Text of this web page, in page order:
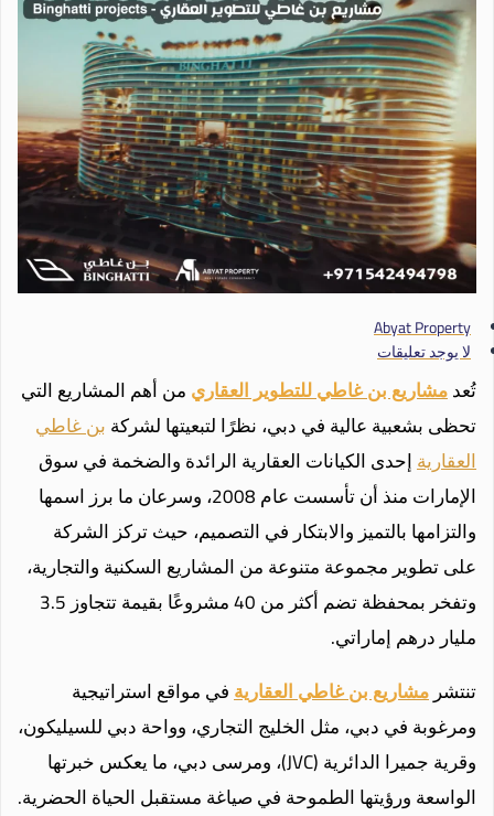
Abyat Property
لا يوجد تعليقات
تُعدمشاريع بن غاطي للتطوير العقاريمن أهم المشاريع التي
تحظى بشعبية عالية في دبي، نظرًا لتبعيتها لشركةبن غاطي
العقاريةإحدى الكيانات العقارية الرائدة والضخمة في سوق
الإمارات منذ أن تأسست عام 2008، وسرعان ما برز اسمها
والتزامها بالتميز والابتكار في التصميم، حيث تركز الشركة
على تطوير مجموعة متنوعة من المشاريع السكنية والتجارية،
وتفخر بمحفظة تضم أكثر من 40 مشروعًا بقيمة تتجاوز 3.5
مليار درهم إماراتي.
تنتشرمشاريع بن غاطي العقاريةفي مواقع استراتيجية
ومرغوبة في دبي، مثل الخليج التجاري، وواحة دبي للسيليكون،
وقرية جميرا الدائرية (JVC)، ومرسى دبي، ما يعكس خبرتها
الواسعة ورؤيتها الطموحة في صياغة مستقبل الحياة الحضرية.